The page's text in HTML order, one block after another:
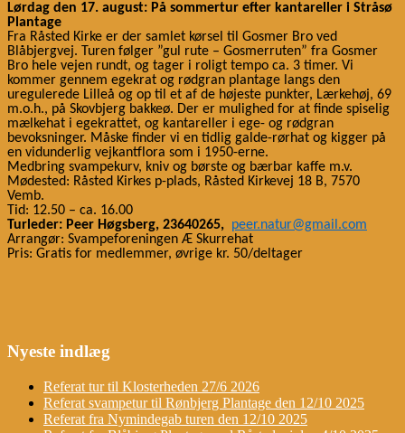
Lørdag den 17. august: På sommertur efter kantareller i Stråsø
Plantage
Fra Råsted Kirke er der samlet kørsel til Gosmer Bro ved
Blåbjergvej. Turen følger ”gul rute – Gosmerruten” fra Gosmer
Bro hele vejen rundt, og tager i roligt tempo ca. 3 timer. Vi
kommer gennem egekrat og rødgran plantage langs den
uregulerede Lilleå og op til et af de højeste punkter, Lærkehøj, 69
m.o.h., på Skovbjerg bakkeø. Der er mulighed for at finde spiselig
mælkehat i egekrattet, og kantareller i ege- og rødgran
bevoksninger. Måske finder vi en tidlig galde-rørhat og kigger på
en vidunderlig vejkantflora som i 1950-erne.
Medbring svampekurv, kniv og børste og bærbar kaffe m.v.
Mødested: Råsted Kirkes p-plads, Råsted Kirkevej 18 B, 7570
Vemb.
Tid: 12.50 – ca. 16.00
Turleder: Peer Høgsberg, 23640265, ​​ peer.natur@gmail.com
Arrangør: Svampeforeningen Æ Skurrehat
Pris: Gratis for medlemmer, øvrige kr. 50/deltager
Nyeste indlæg
Referat tur til Klosterheden 27/6 2026
Referat svampetur til Rønbjerg Plantage den 12/10 2025
Referat fra Nymindegab turen den 12/10 2025